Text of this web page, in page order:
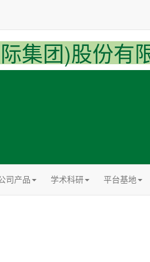
集团)股份有
司产品 学术科研 平台基地